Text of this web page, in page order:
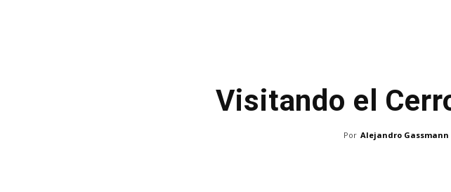
Visitando el
Por Alejandro Gassmann